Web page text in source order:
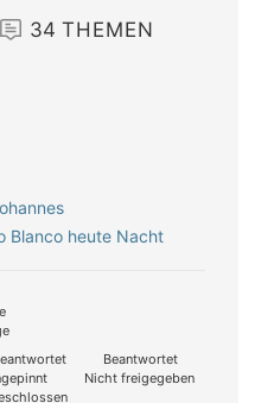
34 THEMEN
Blanco heute Nacht
Beantwortet
Nicht freigegeben